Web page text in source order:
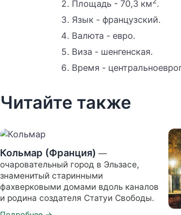
Площадь - 70,3 км .
Язык - французский.
Валюта - евро.
Виза - шенгенская.
Время -
Читайте также
Кольмар (Франция) —
очаровательный город в Эльзасе,
знаменитый старинными
фахверковыми домами вдоль каналов
и родина создателя Статуи Свободы.